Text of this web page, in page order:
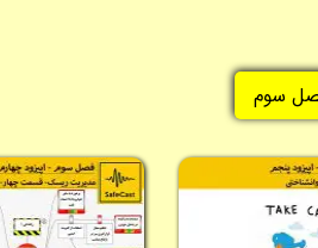
سوم